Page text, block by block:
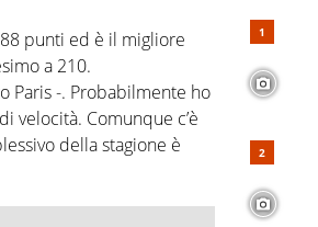
punti ed è il migliore
a 210.
Paris -. Probabilmente ho
velocità. Comunque c’è
della stagione è